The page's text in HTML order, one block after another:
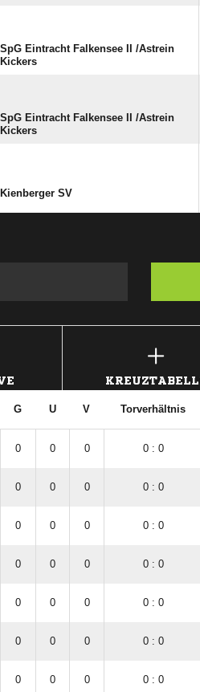
SpG Eintracht Falkensee II /​Astrein
Kickers
SpG Eintracht Falkensee II /​Astrein
Kickers
Kienberger SV
G U V Torverhältnis
0 0 0 0 : 0
0 0 0 0 : 0
0 0 0 0 : 0
0 0 0 0 : 0
0 0 0 0 : 0
0 0 0 0 : 0
0 0 0 0 : 0